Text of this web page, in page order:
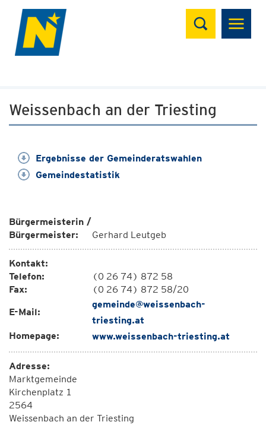
Suchen
Weissenbach an der Triesting
Ergebnisse der Gemeinderatswahlen
Gemeindestatistik
Bürgermeisterin /
Bürgermeister:
Gerhard Leutgeb
Kontakt:
Telefon:
(0 26 74) 872 58
Fax:
(0 26 74) 872 58/20
E-Mail:
gemeinde@weissenbach-
triesting.at
Homepage:
www.weissenbach-triesting.at
Adresse:
Marktgemeinde
Kirchenplatz 1
2564
Weissenbach an der Triesting